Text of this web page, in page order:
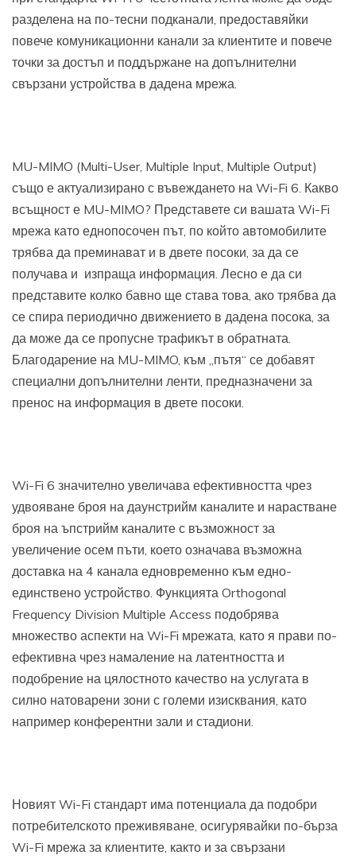
разделена на по-тесни подканали, предоставяйки
повече комуникационни канали за клиентите и повече
точки за достъп и поддържане на допълнителни
свързани устройства в дадена мрежа.
MU-MIMO (Multi-User, Multiple Input, Multiple Output)
също е актуализирано с въвеждането на Wi-Fi 6. Какво
всъщност е MU-MIMO? Представете си вашата Wi-Fi
мрежа като еднопосочен път, по който автомобилите
трябва да преминават и в двете посоки, за да се
получава и изпраща информация. Лесно е да си
представите колко бавно ще става това, ако трябва да
се спира периодично движението в дадена посока, за
да може да се пропусне трафикът в обратната.
Благодарение на MU-MIMO, към „пътя“ се добавят
специални допълнителни ленти, предназначени за
пренос на информация в двете посоки.
Wi-Fi 6 значително увеличава ефективността чрез
удвояване броя на даунстрийм каналите и нарастване
броя на ъпстрийм каналите с възможност за
увеличение осем пъти, което означава възможна
доставка на 4 канала едновременно към едно-
единствено устройство. Функцията Orthogonal
Frequency Division Multiple Access подобрява
множество аспекти на Wi-Fi мрежата, като я прави по-
ефективна чрез намаление на латентността и
подобрение на цялостното качество на услугата в
силно натоварени зони с големи изисквания, като
например конферентни зали и стадиони.
Новият Wi-Fi стандарт има потенциала да подобри
потребителското преживяване, осигурявайки по-бърза
Wi-Fi мрежа за клиентите, както и за свързани